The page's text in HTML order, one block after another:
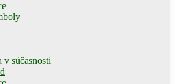
v súčasnosti